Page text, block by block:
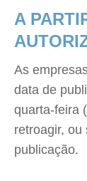
A
As
data de
quarta-feira
retroagir, ou
publicação.